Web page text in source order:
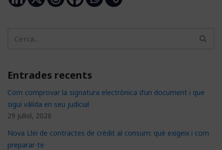
Entrades recents
Com comprovar la signatura electrònica d’un document i que
sigui vàlida en seu judicial
29 juliol, 2026
Nova Llei de contractes de crèdit al consum: què exigeix i com
preparar-te